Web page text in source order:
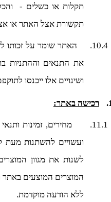
תקלות או כשלים -
תקשורת אצל האתר או
10.4.
האתר שומר על זכותו
את התנאים וההתניות
ושינויים אלו ייכנסו
רכישה באתר:
11.1. מחירים, זמינות
ועשויים להשתנות
לשנות את מגוון
המוצרים המוצעים באתר
ללא הודעה מוקדמת.